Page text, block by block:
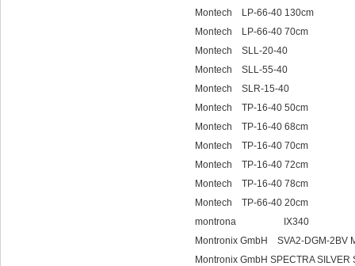
Montech LP-66-40 130cm
Montech LP-66-40 70cm
Montech SLL-20-40
Montech SLL-55-40
Montech SLR-15-40
Montech TP-16-40 50cm
Montech TP-16-40 68cm
Montech TP-16-40 70cm
Montech TP-16-40 72cm
Montech TP-16-40 78cm
Montech TP-66-40 20cm
montrona IX340
Montronix GmbH SVA2-DGM-2BV
Montronix GmbH SPECTRA SILVER